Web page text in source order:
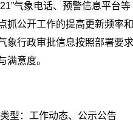
气象电话、预警信息平台等
抓公开工作的提高更新频率和
象行政审批信息按照部署要求
满意度。
型：工作动态、公示公告